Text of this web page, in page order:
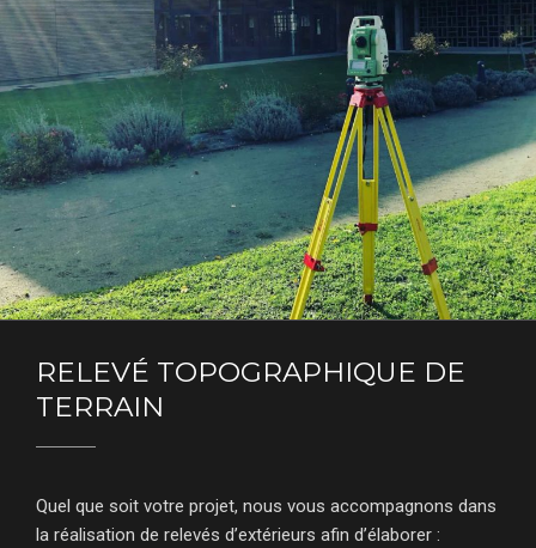
RELEVÉ TOPOGRAPHIQUE DE
TERRAIN
Quel que soit votre projet, nous vous accompagnons dans
la réalisation de relevés d’extérieurs afin d’élaborer :